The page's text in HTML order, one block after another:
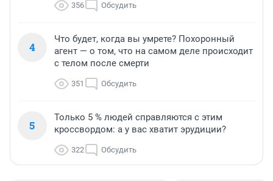
356 Обсудить
4
Что будет, когда вы умрете? Похоронный
агент — о том, что на самом деле происходит
с телом после смерти
351 Обсудить
5
Только 5 % людей справляются с этим
кроссвордом: а у вас хватит эрудиции?
322 Обсудить